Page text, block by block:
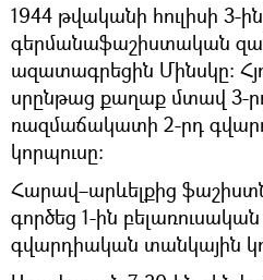
1944 թվականի հուլիսի 3-
գերմանաֆաշիստական
ազատագրեցին Մինսկը։
սրընթաց քաղաք մտավ 3-
ռազմաճակատի 2-րդ
կորպուսը։
Հարավ–արևելքից
գործեց 1-ին
գվարդիական տանկային